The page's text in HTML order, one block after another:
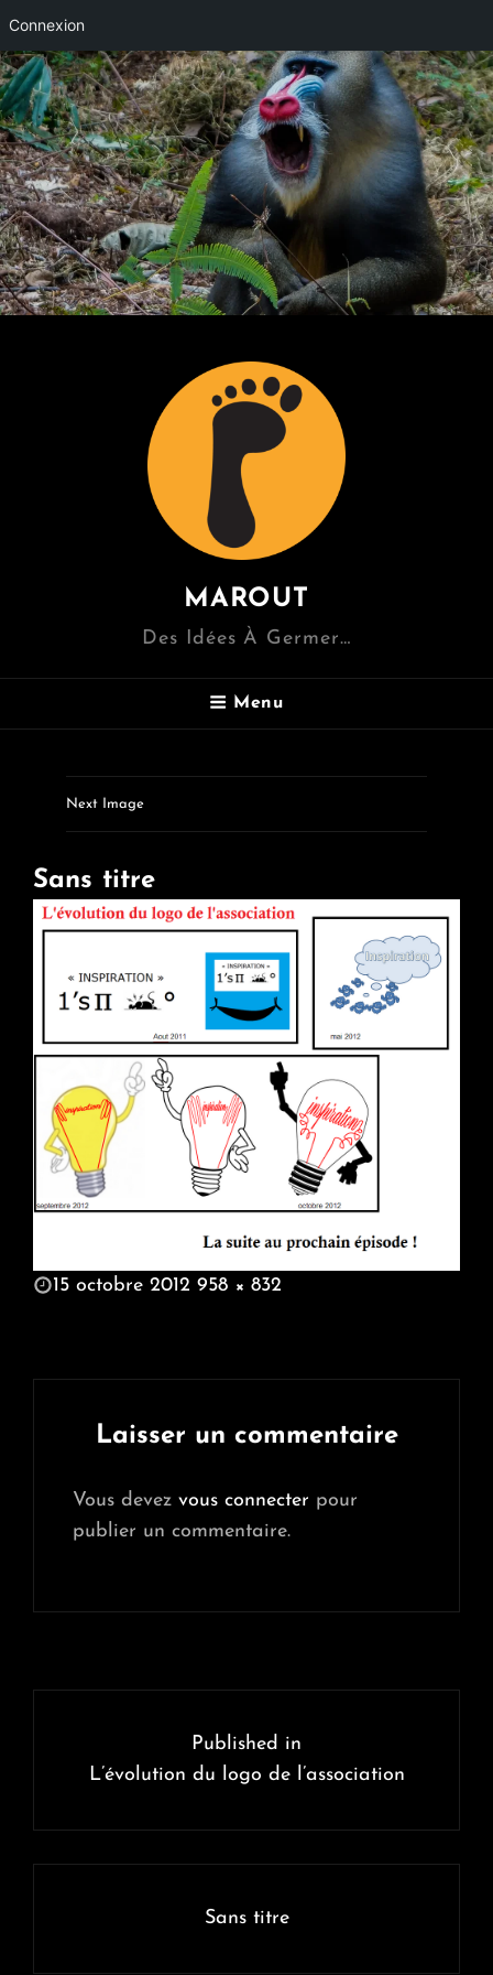
Connexion
MAROUT
Des Idées À Germer…
Menu
Next Image
Sans titre
POSTED
15 octobre 2012 958 × 832
Laisser un commentaire
Vous devez vous connecter pour
publier un commentaire.
l’article
Published in
L’évolution du logo de l’association
Sans titre